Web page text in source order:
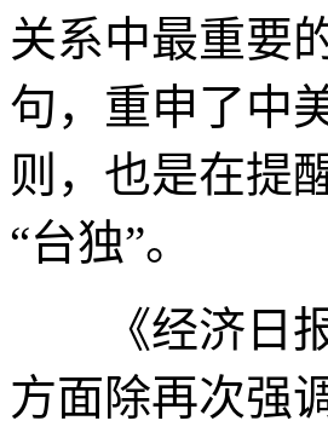
关系中最重要
句，重申了中
则，也是在提
“台独”。
《经济日报
方面除再次强